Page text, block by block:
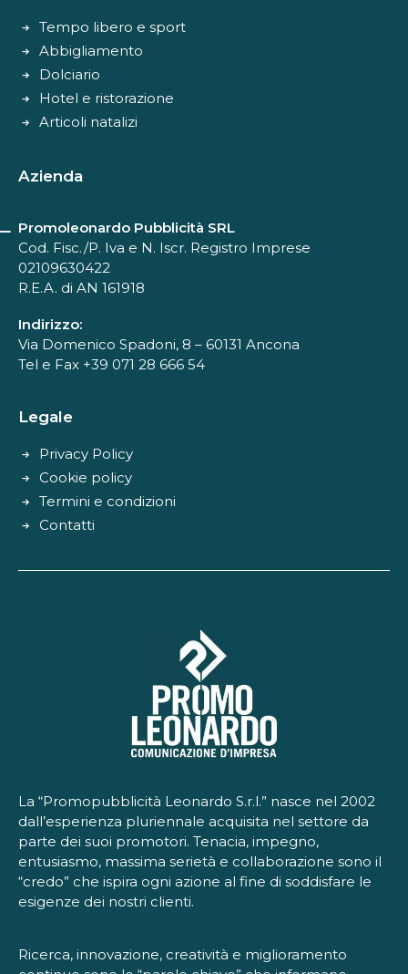
Tempo libero e sport
Abbigliamento
Dolciario
Hotel e ristorazione
Articoli natalizi
Azienda
Promoleonardo Pubblicità SRL
Cod. Fisc./P. Iva e N. Iscr. Registro Imprese
02109630422
R.E.A. di AN 161918
Indirizzo:
Via Domenico Spadoni, 8 – 60131 Ancona
Tel e Fax +39 071 28 666 54
Legale
Privacy Policy
Cookie policy
Termini e condizioni
Contatti
La “Promopubblicità Leonardo S.r.l.” nasce nel 2002
dall’esperienza pluriennale acquisita nel settore da
parte dei suoi promotori. Tenacia, impegno,
entusiasmo, massima serietà e collaborazione sono il
“credo” che ispira ogni azione al fine di soddisfare le
esigenze dei nostri clienti.
Ricerca, innovazione, creatività e miglioramento